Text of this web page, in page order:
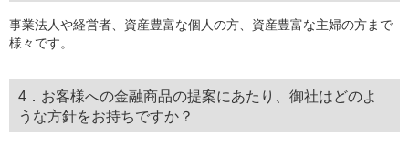
事業法人や経営者、資産豊富な個人の方、資産豊富な主婦の方まで
様々です。
4．お客様への金融商品の提案にあたり、御社はどのよ
うな方針をお持ちですか？